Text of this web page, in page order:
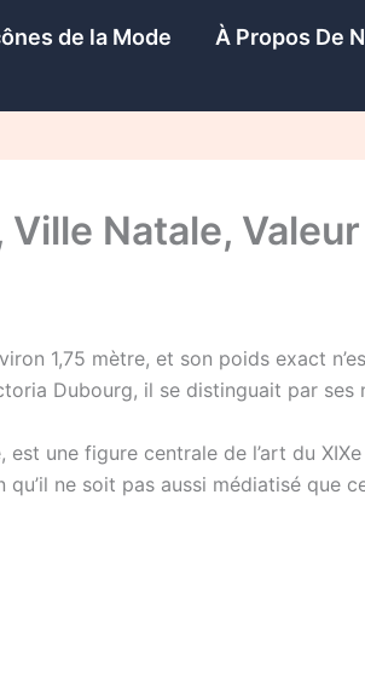
de la Mode
À Propos De
Natale,
1,75 mètre, et son poids exact
Dubourg, il se distinguait par
une figure centrale de l’art du
ne soit pas aussi médiatisé que